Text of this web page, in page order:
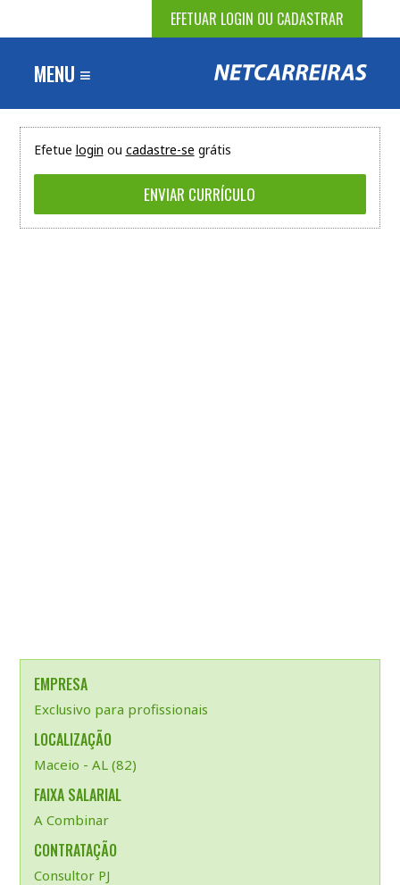
EFETUAR LOGIN OU CADASTRAR
MENU ≡
Efetue login ou cadastre-se grátis
EMPRESA
Exclusivo para profissionais
LOCALIZAÇÃO
Maceio - AL (82)
FAIXA SALARIAL
A Combinar
CONTRATAÇÃO
Consultor PJ